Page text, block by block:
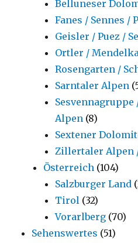
Belluneser
Fanes / Sennes /
Geisler / Puez /
Ortler /
Rosengarten /
Sarntaler Alpen
Sesvennagruppe
Alpen (8)
Sextener
Zillertaler Alpen
Österreich (104)
Salzburger Land
Tirol (32)
Vorarlberg (70)
Sehenswertes (51)